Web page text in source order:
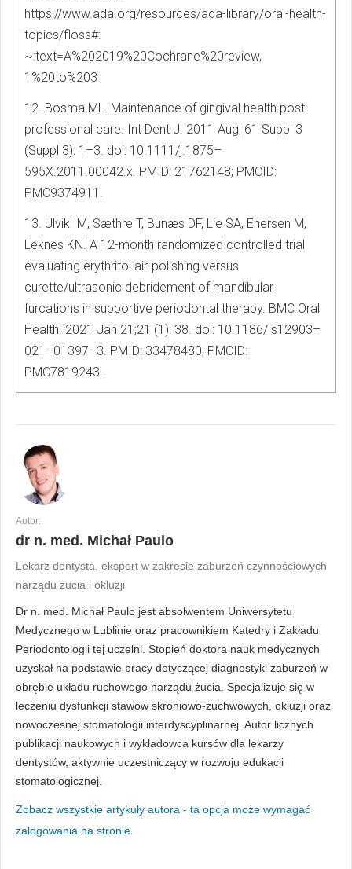
https://www.ada.org/resources/ada-library/oral-health-
topics/floss#:
~:text=A%202019%20Cochrane%20review,
1%20to%203
12. Bosma ML. Maintenance of gingival health post
professional care. Int Dent J. 2011 Aug; 61 Suppl 3
(Suppl 3): 1–3. doi: 10.1111/j.1875–
595X.2011.00042.x. PMID: 21762148; PMCID:
PMC9374911.
13. Ulvik IM, Sæthre T, Bunæs DF, Lie SA, Enersen M,
Leknes KN. A 12-month randomized controlled trial
evaluating erythritol air-polishing versus
curette/ultrasonic debridement of mandibular
furcations in supportive periodontal therapy. BMC Oral
Health. 2021 Jan 21;21 (1): 38. doi: 10.1186/ s12903–
021–01397–3. PMID: 33478480; PMCID:
PMC7819243.
Autor:
dr n. med. Michał Paulo
Lekarz dentysta, ekspert w zakresie zaburzeń czynnościowych
narządu żucia i okluzji
Dr n. med. Michał Paulo jest absolwentem Uniwersytetu
Medycznego w Lublinie oraz pracownikiem Katedry i Zakładu
Periodontologii tej uczelni. Stopień doktora nauk medycznych
uzyskał na podstawie pracy dotyczącej diagnostyki zaburzeń w
obrębie układu ruchowego narządu żucia. Specjalizuje się w
leczeniu dysfunkcji stawów skroniowo-żuchwowych, okluzji oraz
nowoczesnej stomatologii interdyscyplinarnej. Autor licznych
publikacji naukowych i wykładowca kursów dla lekarzy
dentystów, aktywnie uczestniczący w rozwoju edukacji
stomatologicznej.
Zobacz wszystkie artykuły autora - ta opcja może wymagać
zalogowania na stronie